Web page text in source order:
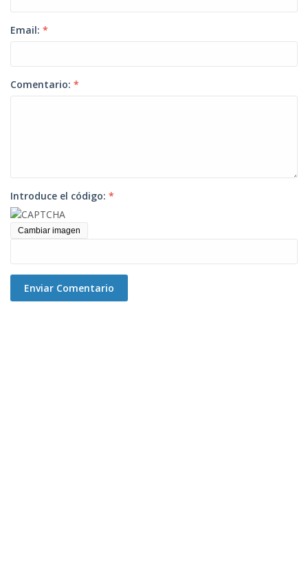
Email: *
Comentario: *
Introduce el código: *
Cambiar imagen
Enviar Comentario